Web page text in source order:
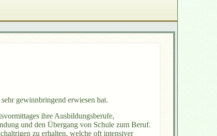
gewinnbringend erwiesen hat.
ihre Ausbildungsberufe,
und den Übergang von Schule zum Beruf.
zu erhalten, welche oft intensiver